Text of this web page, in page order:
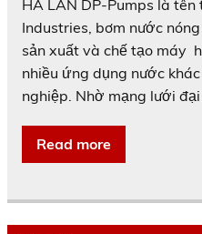
HÀ LAN DP-Pumps là tên
Industries, bơm nước
sản xuất và chế tạo máy
nhiều ứng dụng nước
nghiệp. Nhờ mạng lưới
Read more